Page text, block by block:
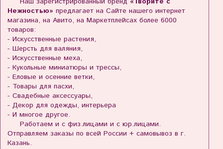
Нежностью» предлагает на Сайте нашего интернет
магазина, на Авито, на Маркетплейсах более 6000
товаров:
- Искусственные растения,
- Шерсть для валяния,
- Искусственные меха,
- Кукольные миниатюры и трессы,
- Еловые и осенние ветки,
- Товары для пасхи,
- Свадебные аксессуары,
- Декор для одежды, интерьера
- И многое другое.
Работаем и с физ.лицами и с юр.лицами.
Отправляем заказы по всей России + самовывоз в г.
Казань.